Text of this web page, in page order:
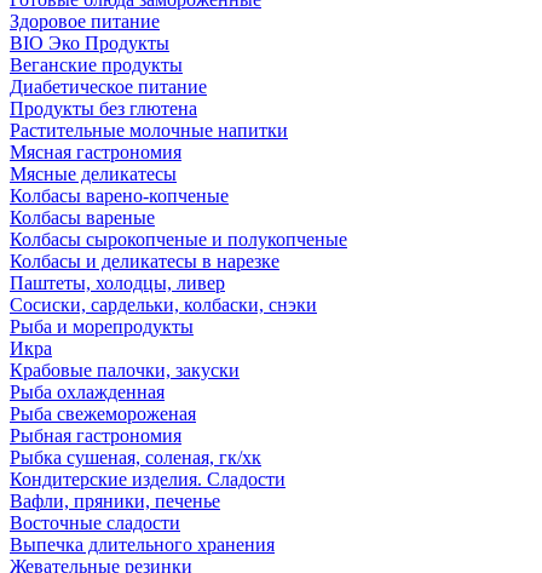
Здоровое питание
BIO Эко Продукты
Веганские продукты
Диабетическое питание
Продукты без глютена
Растительные молочные напитки
Мясная гастрономия
Мясные деликатесы
Колбасы варено-копченые
Колбасы вареные
Колбасы сырокопченые и полукопченые
Колбасы и деликатесы в нарезке
Паштеты, холодцы, ливер
Сосиски, сардельки, колбаски, снэки
Рыба и морепродукты
Икра
Крабовые палочки, закуски
Рыба охлажденная
Рыба свежемороженая
Рыбная гастрономия
Рыбка сушеная, соленая, гк/хк
Кондитерские изделия. Сладости
Вафли, пряники, печенье
Восточные сладости
Выпечка длительного хранения
Жевательные резинки